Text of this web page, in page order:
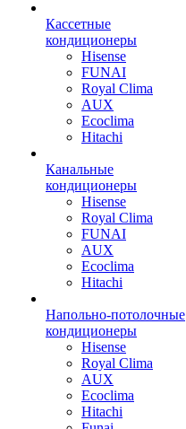
Кассетные
кондиционеры
Hisense
FUNAI
Royal Clima
AUX
Ecoclima
Hitachi
Канальные
кондиционеры
Hisense
Royal Clima
FUNAI
AUX
Ecoclima
Hitachi
Напольно-потолочные
кондиционеры
Hisense
Royal Clima
AUX
Ecoclima
Hitachi